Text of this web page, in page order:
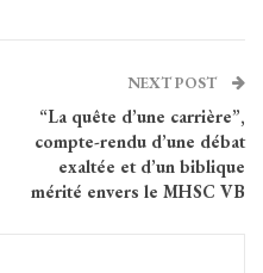
NEXT POST
“La quête d’une carrière”,
compte-rendu d’une débat
exaltée et d’un biblique
mérité envers le MHSC VB